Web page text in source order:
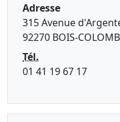
Adresse
315 Avenue
92270 BOIS-
Tél.
01 41 19 67 17